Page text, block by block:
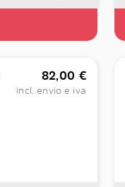
82,00 €
incl. envio e iva